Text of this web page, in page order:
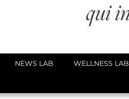
NEWS LAB WELLNESS LAB